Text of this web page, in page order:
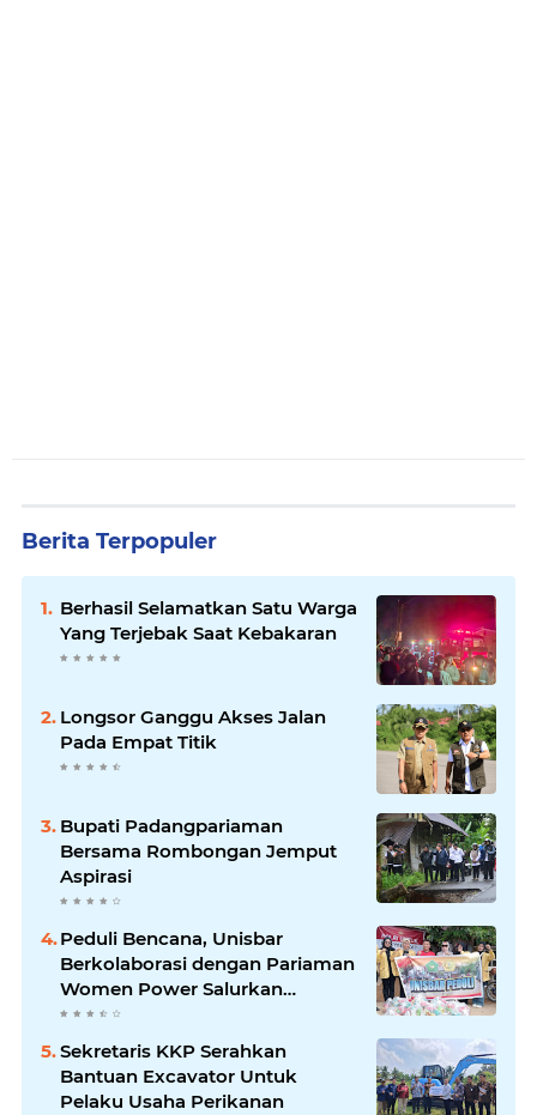
Berita Terpopuler
Berhasil Selamatkan Satu Warga
Yang Terjebak Saat Kebakaran
Longsor Ganggu Akses Jalan
Pada Empat Titik
Bupati Padangpariaman
Bersama Rombongan Jemput
Aspirasi
Peduli Bencana, Unisbar
Berkolaborasi dengan Pariaman
Women Power Salurkan
Bantuan untuk Korban Banjir di
Padang
Sekretaris KKP Serahkan
Bantuan Excavator Untuk
Pelaku Usaha Perikanan